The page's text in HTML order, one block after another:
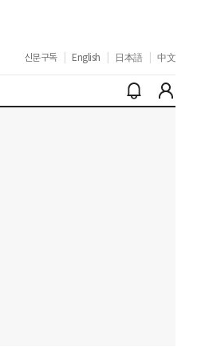
신문구독 English 日本語 中文